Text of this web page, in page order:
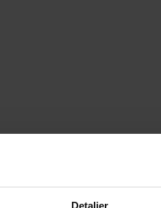
Detaljer
aktør i den grønne omstilling
er –